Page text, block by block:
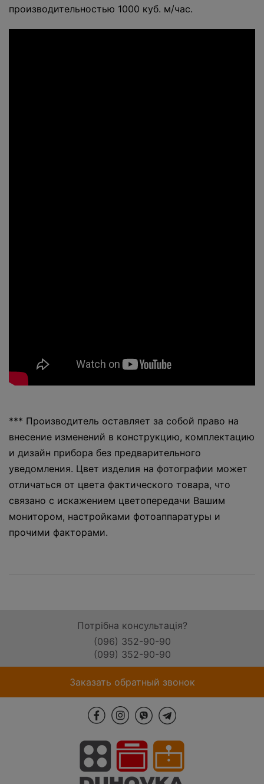
производительностью 1000 куб. м/час.
*** Производитель оставляет за собой право на
внесение изменений в конструкцию, комплектацию
и дизайн прибора без предварительного
уведомления. Цвет изделия на фотографии может
отличаться от цвета фактического товара, что
связано с искажением цветопередачи Вашим
монитором, настройками фотоаппаратуры и
прочими факторами.
Потрібна консультація?
(096) 352-90-90
(099) 352-90-90
Заказать обратный звонок